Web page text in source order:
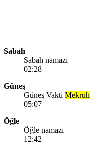
Sabah
Sabah namazı
02:28
Güneş
Güneş Vakti Mekruh
05:07
Öğle
Öğle namazı
12:42